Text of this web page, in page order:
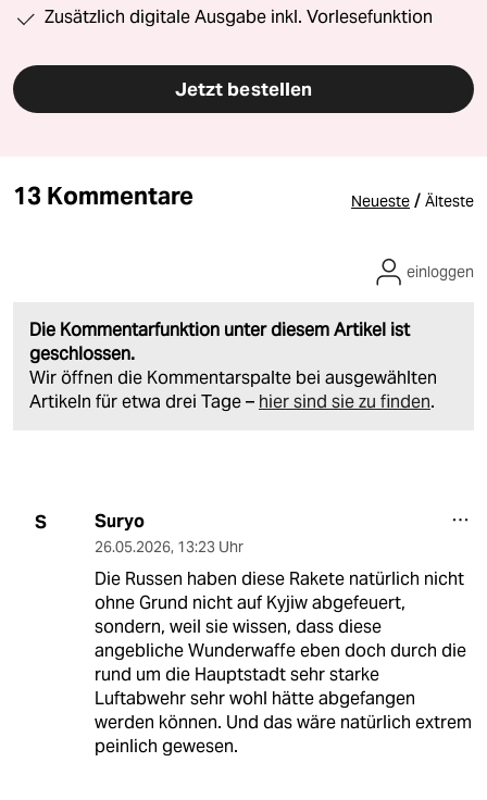
Zusätzlich digitale Ausgabe inkl. Vorlesefunktion
Jetzt bestellen
13 Kommentare Neueste / Älteste
Die Kommentarfunktion unter diesem Artikel ist
geschlossen.
Wir öffnen die Kommentarspalte bei ausgewählten
Artikeln für etwa drei Tage – hier sind sie zu finden.
einloggen
S Suryo
26.05.2026, 13:23 Uhr
Die Russen haben diese Rakete natürlich nicht
ohne Grund nicht auf Kyjiw abgefeuert,
sondern, weil sie wissen, dass diese
angebliche Wunderwaffe eben doch durch die
rund um die Hauptstadt sehr starke
Luftabwehr sehr wohl hätte abgefangen
werden können. Und das wäre natürlich extrem
peinlich gewesen.